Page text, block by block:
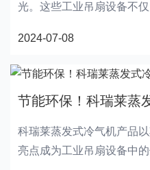
光。这些工业吊扇设备不
科瑞莱冷风扇产品的独特之
2024-07-08
科瑞莱蒸发式冷气机产品
亮点成为工业吊扇设备中